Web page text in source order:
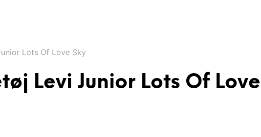
Lots Of Love Sky
Levi Junior Lots Of